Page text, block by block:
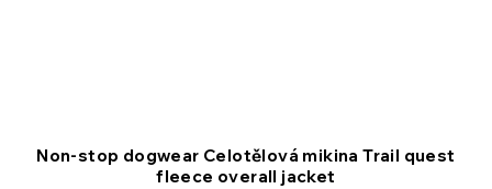
Non-stop dogwear Celotělová mikina Trail quest
fleece overall jacket